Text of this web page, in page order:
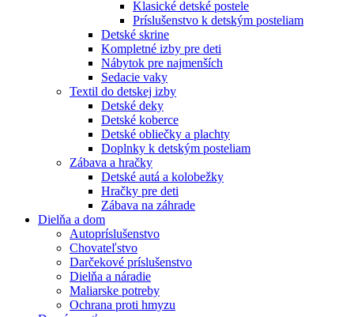
Klasické detské postele
Príslušenstvo k detským posteliam
Detské skrine
Kompletné izby pre deti
Nábytok pre najmenších
Sedacie vaky
Textil do detskej izby
Detské deky
Detské koberce
Detské obliečky a plachty
Doplnky k detským posteliam
Zábava a hračky
Detské autá a kolobežky
Hračky pre deti
Zábava na záhrade
Dielňa a dom
Autopríslušenstvo
Chovateľstvo
Darčekové príslušenstvo
Dielňa a náradie
Maliarske potreby
Ochrana proti hmyzu